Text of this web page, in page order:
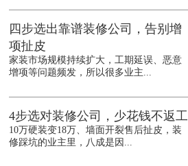
四步选出靠谱装修公司，告别增
项扯皮
家装市场规模持续扩大，工期延误、恶意
增项等问题频发，所以很多业主...
4步选对装修公司，少花钱不返工
10万硬装变18万、墙面开裂售后扯皮，装
修踩坑的业主里，八成是因...